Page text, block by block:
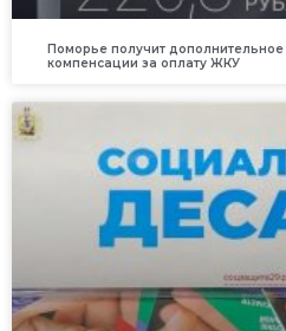
Поморье получит
компенсации за оплату ЖКУ